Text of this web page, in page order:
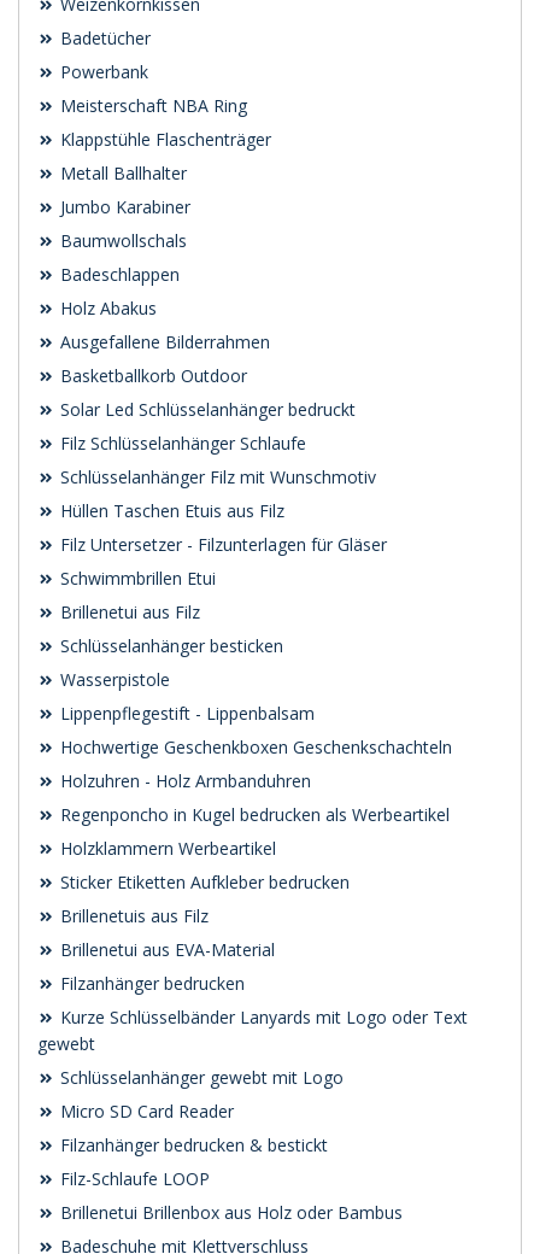
Weizenkornkissen
Badetücher
Powerbank
Meisterschaft NBA Ring
Klappstühle Flaschenträger
Metall Ballhalter
Jumbo Karabiner
Baumwollschals
Badeschlappen
Holz Abakus
Ausgefallene Bilderrahmen
Basketballkorb Outdoor
Solar Led Schlüsselanhänger bedruckt
Filz Schlüsselanhänger Schlaufe
Schlüsselanhänger Filz mit Wunschmotiv
Hüllen Taschen Etuis aus Filz
Filz Untersetzer - Filzunterlagen für Gläser
Schwimmbrillen Etui
Brillenetui aus Filz
Schlüsselanhänger besticken
Wasserpistole
Lippenpflegestift - Lippenbalsam
Hochwertige Geschenkboxen Geschenkschachteln
Holzuhren - Holz Armbanduhren
Regenponcho in Kugel bedrucken als Werbeartikel
Holzklammern Werbeartikel
Sticker Etiketten Aufkleber bedrucken
Brillenetuis aus Filz
Brillenetui aus EVA-Material
Filzanhänger bedrucken
Kurze Schlüsselbänder Lanyards mit Logo oder Text
gewebt
Schlüsselanhänger gewebt mit Logo
Micro SD Card Reader
Filzanhänger bedrucken & bestickt
Filz-Schlaufe LOOP
Brillenetui Brillenbox aus Holz oder Bambus
Badeschuhe mit Klettverschluss